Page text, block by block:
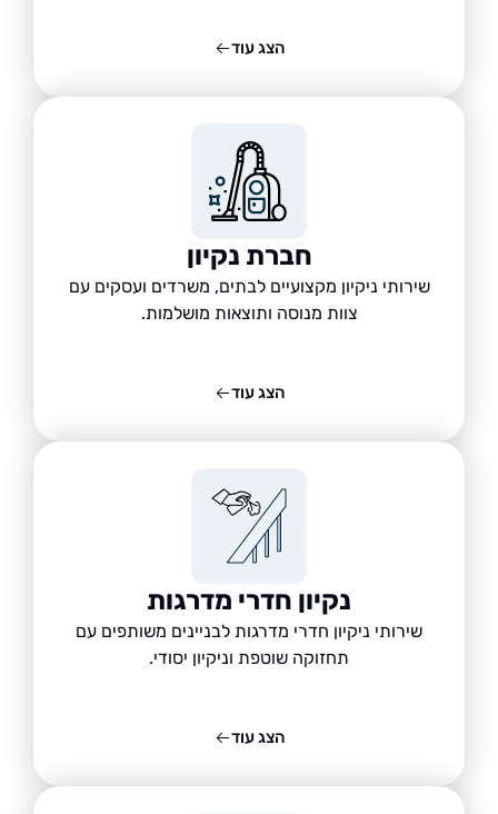
חברת נקיון
שירותי ניקיון מקצועיים לבתים, משרדים ועסקים עם
צוות מנוסה ותוצאות מושלמות.
נקיון חדרי מדרגות
שירותי ניקיון חדרי מדרגות לבניינים משותפים עם
תחזוקה שוטפת וניקיון יסודי.